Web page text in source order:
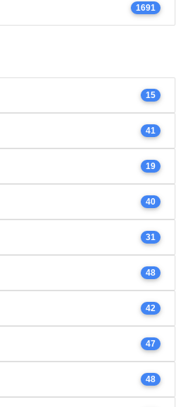
1691
15
41
19
40
31
48
42
47
48